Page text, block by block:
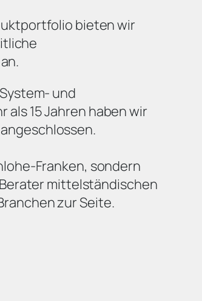
bieten wir
und
15 Jahren haben wir
Franken, sondern
mittelständischen
zur Seite.